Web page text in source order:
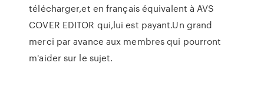
télécharger,et en français équivalent à AVS
COVER EDITOR qui,lui est payant.Un grand
merci par avance aux membres qui pourront
m'aider sur le sujet.